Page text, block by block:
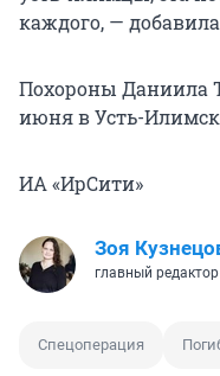
каждого, —
Похороны Даниила
июня в Усть-
ИА «ИрСити»
Зоя
главный
Спецоперация